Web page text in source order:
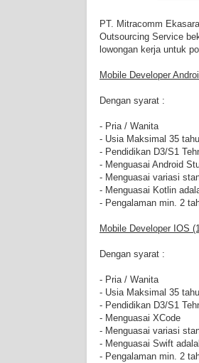
PT. Mitracomm
Outsourcing Service
lowongan kerja untuk
Mobile Developer
Dengan syarat :
- Pria / Wanita
- Usia Maksimal 35
- Pendidikan D3/S1
- Menguasai Android
- Menguasai variasi
- Menguasai Kotlin
- Pengalaman min. 2
Mobile Developer IOS
Dengan syarat :
- Pria / Wanita
- Usia Maksimal 35
- Pendidikan D3/S1
- Menguasai XCode
- Menguasai variasi
- Menguasai Swift
- Pengalaman min. 2